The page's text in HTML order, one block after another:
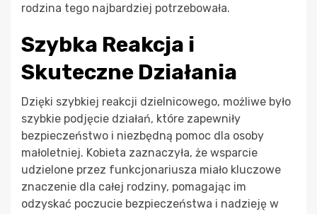
rodzina tego najbardziej potrzebowała.
Szybka Reakcja i
Skuteczne Działania
Dzięki szybkiej reakcji dzielnicowego, możliwe było
szybkie podjęcie działań, które zapewniły
bezpieczeństwo i niezbędną pomoc dla osoby
małoletniej. Kobieta zaznaczyła, że wsparcie
udzielone przez funkcjonariusza miało kluczowe
znaczenie dla całej rodziny, pomagając im
odzyskać poczucie bezpieczeństwa i nadzieję w